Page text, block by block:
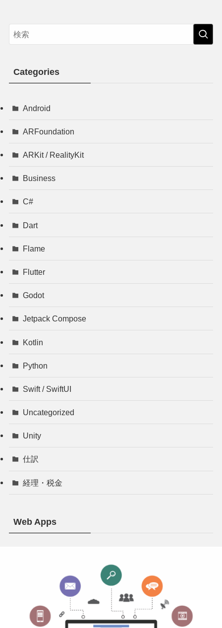
Categories
Android
ARFoundation
ARKit / RealityKit
Business
C#
Dart
Flame
Flutter
Godot
Jetpack Compose
Kotlin
Python
Swift / SwiftUI
Uncategorized
Unity
仕訳
経理・税金
Web Apps